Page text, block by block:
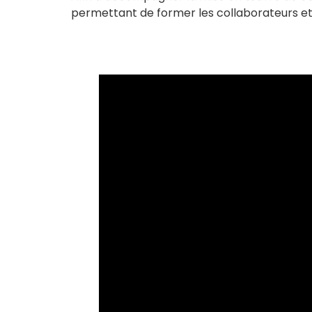
permettant de former les collaborateurs